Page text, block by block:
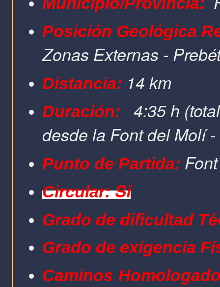
Posición Geológica
Zonas Externas -
Distancia:14 km
Duración:
4:35 h
desde la Font del Molí
Punto de Partida:
Circular: Si
Grado de dificultad
Grado de exigencia
Caminos